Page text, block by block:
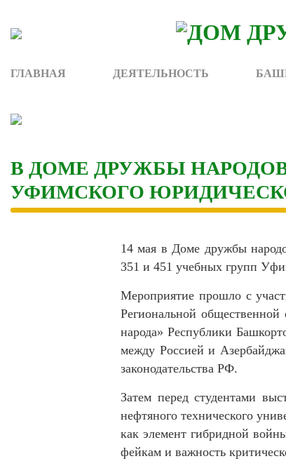
content
ГЛАВНАЯ ДЕЯТЕЛЬНОСТЬ
В ДОМЕ ДРУЖБЫ
УФИМСКОГО
14 мая в Доме дружбы
351 и 451 учебных групп
Мероприятие прошло с
Региональной общественной
народа» Республики
между Россией и
законодательства РФ.
Затем перед студентами
нефтяного технического
как элемент гибридной
фейкам и важность